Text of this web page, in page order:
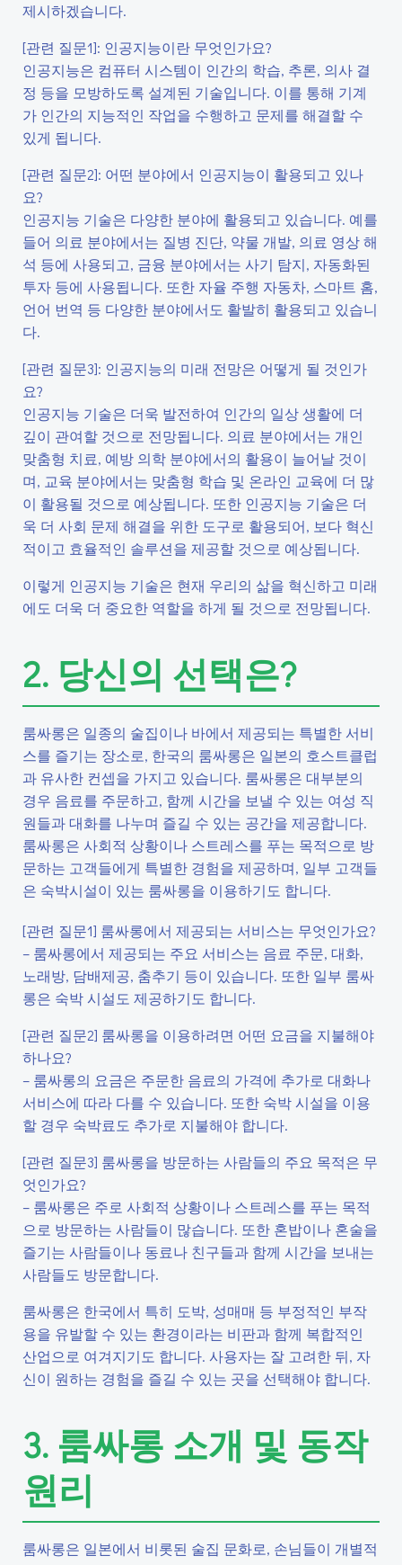
제시하겠습니다.
[관련 질문1]: 인공지능이란 무엇인가요?
인공지능은 컴퓨터 시스템이 인간의 학습, 추론, 의사 결
정 등을 모방하도록 설계된 기술입니다. 이를 통해 기계
가 인간의 지능적인 작업을 수행하고 문제를 해결할 수
있게 됩니다.
[관련 질문2]: 어떤 분야에서 인공지능이 활용되고 있나
요?
인공지능 기술은 다양한 분야에 활용되고 있습니다. 예를
들어 의료 분야에서는 질병 진단, 약물 개발, 의료 영상 해
석 등에 사용되고, 금융 분야에서는 사기 탐지, 자동화된
투자 등에 사용됩니다. 또한 자율 주행 자동차, 스마트 홈,
언어 번역 등 다양한 분야에서도 활발히 활용되고 있습니
다.
[관련 질문3]: 인공지능의 미래 전망은 어떻게 될 것인가
요?
인공지능 기술은 더욱 발전하여 인간의 일상 생활에 더
깊이 관여할 것으로 전망됩니다. 의료 분야에서는 개인
맞춤형 치료, 예방 의학 분야에서의 활용이 늘어날 것이
며, 교육 분야에서는 맞춤형 학습 및 온라인 교육에 더 많
이 활용될 것으로 예상됩니다. 또한 인공지능 기술은 더
욱 더 사회 문제 해결을 위한 도구로 활용되어, 보다 혁신
적이고 효율적인 솔루션을 제공할 것으로 예상됩니다.
이렇게 인공지능 기술은 현재 우리의 삶을 혁신하고 미래
에도 더욱 더 중요한 역할을 하게 될 것으로 전망됩니다.
2. 당신의 선택은?
룸싸롱은 일종의 술집이나 바에서 제공되는 특별한 서비
스를 즐기는 장소로, 한국의 룸싸롱은 일본의 호스트클럽
과 유사한 컨셉을 가지고 있습니다. 룸싸롱은 대부분의
경우 음료를 주문하고, 함께 시간을 보낼 수 있는 여성 직
원들과 대화를 나누며 즐길 수 있는 공간을 제공합니다.
룸싸롱은 사회적 상황이나 스트레스를 푸는 목적으로 방
문하는 고객들에게 특별한 경험을 제공하며, 일부 고객들
은 숙박시설이 있는 룸싸롱을 이용하기도 합니다.
[관련 질문1] 룸싸롱에서 제공되는 서비스는 무엇인가요?
– 룸싸롱에서 제공되는 주요 서비스는 음료 주문, 대화,
노래방, 담배제공, 춤추기 등이 있습니다. 또한 일부 룸싸
롱은 숙박 시설도 제공하기도 합니다.
[관련 질문2] 룸싸롱을 이용하려면 어떤 요금을 지불해야
하나요?
– 룸싸롱의 요금은 주문한 음료의 가격에 추가로 대화나
서비스에 따라 다를 수 있습니다. 또한 숙박 시설을 이용
할 경우 숙박료도 추가로 지불해야 합니다.
[관련 질문3] 룸싸롱을 방문하는 사람들의 주요 목적은 무
엇인가요?
– 룸싸롱은 주로 사회적 상황이나 스트레스를 푸는 목적
으로 방문하는 사람들이 많습니다. 또한 혼밥이나 혼술을
즐기는 사람들이나 동료나 친구들과 함께 시간을 보내는
사람들도 방문합니다.
룸싸롱은 한국에서 특히 도박, 성매매 등 부정적인 부작
용을 유발할 수 있는 환경이라는 비판과 함께 복합적인
산업으로 여겨지기도 합니다. 사용자는 잘 고려한 뒤, 자
신이 원하는 경험을 즐길 수 있는 곳을 선택해야 합니다.
3. 룸싸롱 소개 및 동작
원리
룸싸롱은 일본에서 비롯된 술집 문화로, 손님들이 개별적